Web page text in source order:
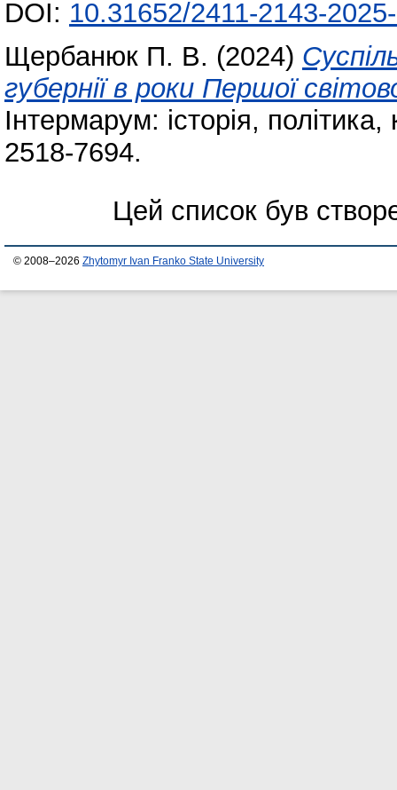
DOI: 10.31652/2411-2143-
Щербанюк П. В. (2024)
губернії в роки Першої
Інтермарум: історія,
2518-7694.
Цей список був
© 2008–2026 Zhytomyr Ivan Franko State University